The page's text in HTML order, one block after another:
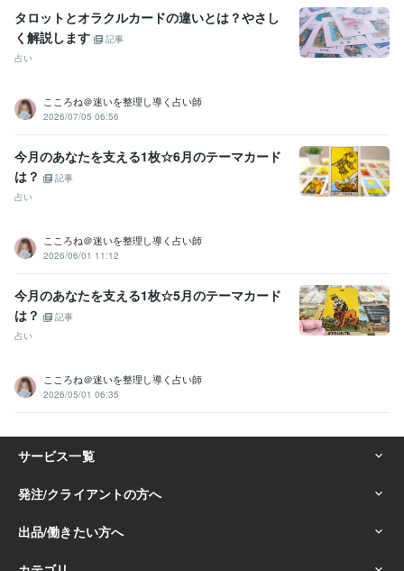
タロットとオラクルカードの違いとは？やさし
く解説します
記事
占い
こころね＠迷いを整理し導く占い師
2026/07/05 06:56
今月のあなたを支える1枚☆6月のテーマカード
は？
記事
占い
こころね＠迷いを整理し導く占い師
2026/06/01 11:12
今月のあなたを支える1枚☆5月のテーマカード
は？
記事
占い
こころね＠迷いを整理し導く占い師
2026/05/01 06:35